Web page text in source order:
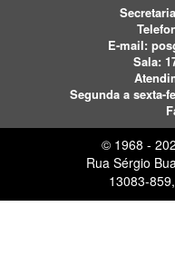
E-mail:
Sala:
Segunda a sexta-
© 1968 -
Rua Sérgio
13083-